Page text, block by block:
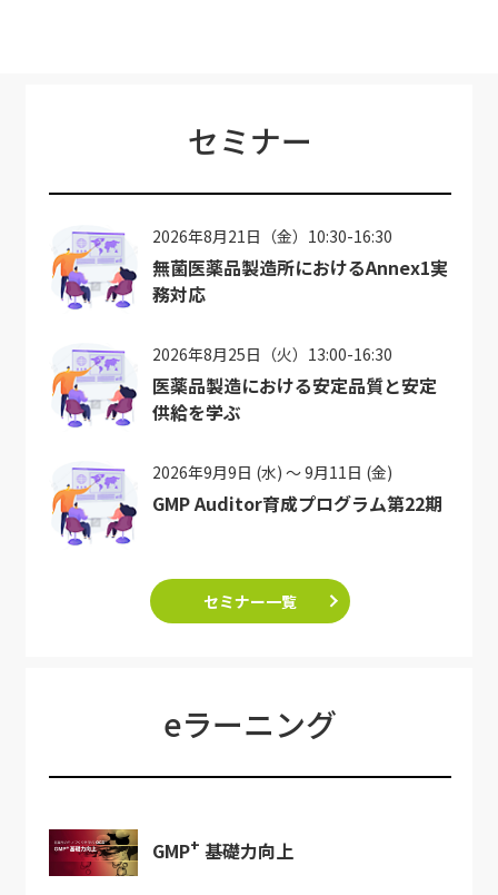
セミナー
2026年8月21日（金）10:30-16:30
無菌医薬品製造所におけるAnnex1実
務対応
2026年8月25日（火）13:00-16:30
医薬品製造における安定品質と安定
供給を学ぶ
2026年9月9日 (水) ～ 9月11日 (金)
GMP Auditor育成プログラム第22期
セミナー一覧
eラーニング
GMP+ 基礎力向上